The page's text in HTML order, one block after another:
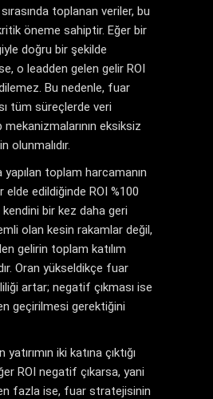
toplanan veriler, bu
öneme sahiptir. Eğer bir
doğru bir şekilde
o leadden gelen gelir ROI
Bu nedenle, fuar
tüm süreçlerde veri
eksiksiz
olunmalıdır.
toplam harcamanın
elde edildiğinde ROI %100
kendini bir kez daha geri
olan kesin rakamlar değil,
gelirin toplam katılım
Oran yükseldikçe fuar
artar; negatif çıkması ise
geçirilmesi gerektiğini
iki katına çıktığı
ROI negatif çıkarsa, yani
fazla ise, fuar stratejisinin